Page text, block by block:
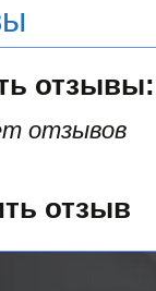
отзывов
отзыв